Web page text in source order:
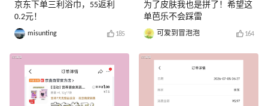
京东下单三利浴巾，55返利
0.2元！
misunting 185
为了皮肤我也是拼了！希望这
单芭乐不会踩雷
可爱到冒泡泡 164